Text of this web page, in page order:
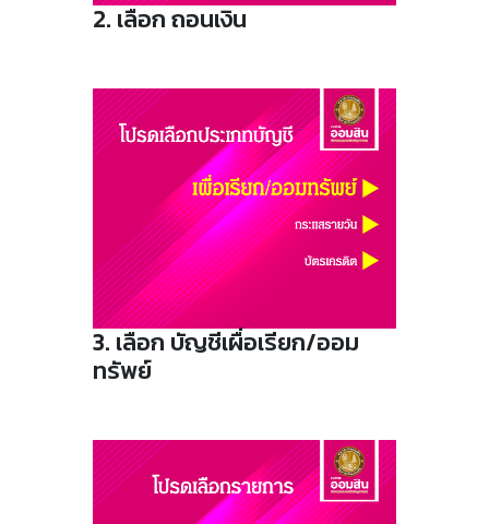
2. เลือก ถอนเงิน
3. เลือก บัญชีเผื่อเรียก/ออม
ทรัพย์